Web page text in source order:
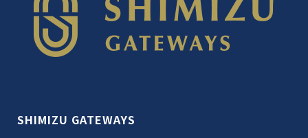
SHIMIZU GATEWAYS